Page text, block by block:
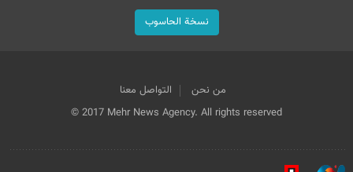
نسخة الحاسوب
من نحن
التواصل معنا
© 2017 Mehr News Agency. All rights reserved